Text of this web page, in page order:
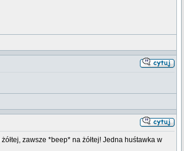
zawsze *beep* na żółtej! Jedna huśtawka w